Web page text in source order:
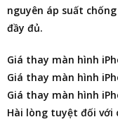
nguyên áp suất
đầy đủ.
Giá thay màn hình
Giá thay màn hình
Giá thay màn hình
Hài lòng tuyệt đối với